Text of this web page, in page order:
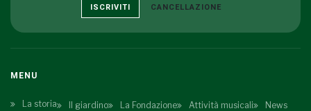
ISCRIVITI CANCELLAZIONE
MENU
La storia Il giardino La Fondazione Attività musicali News